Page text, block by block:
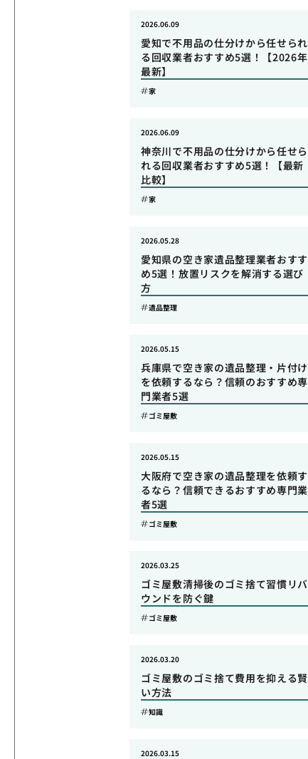
愛知で不用品の仕分けから任せられ
る回収業者おすすめ5選！【2026年
最新】
2026.06.09
家
神奈川で不用品の仕分けから任せら
れる回収業者おすすめ5選！【最新
比較】
2026.06.09
家
愛知県の空き家遺品整理業者おすす
め5選！放置リスクを解消する選び
方
2026.05.28
遺品整理
兵庫県で空き家の遺品整理・片付け
を依頼するなら？信頼のおすすめ専
門業者5選
2026.05.15
ゴミ屋敷
大阪府で空き家の遺品整理を依頼す
るなら？信頼できるおすすめ専門業
者5選
2026.05.15
ゴミ屋敷
ゴミ屋敷清掃後のゴミ捨て習慣リバ
ウンドを防ぐ鍵
2026.03.25
ゴミ屋敷
ゴミ屋敷のゴミ捨て費用を抑える賢
い方法
2026.03.20
知識
2026.03.15